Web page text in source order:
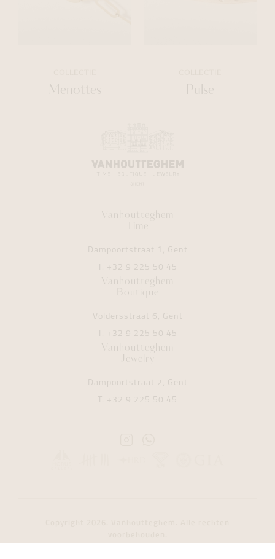
Menottes Pulse
Vanhoutteghem
Time
Dampoortstraat 1, Gent
T. +32 9 225 50 45
Vanhoutteghem
Boutique
Voldersstraat 6, Gent
T. +32 9 225 50 45
Vanhoutteghem
Jewelry
Dampoortstraat 2, Gent
T. +32 9 225 50 45